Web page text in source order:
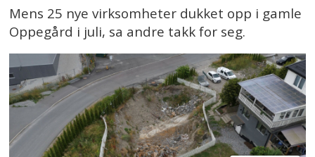
Mens 25 nye virksomheter dukket opp i gamle
Oppegård i juli, sa andre takk for seg.